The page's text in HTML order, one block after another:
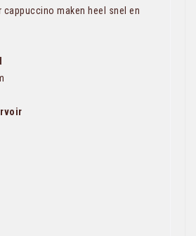
maken heel snel en